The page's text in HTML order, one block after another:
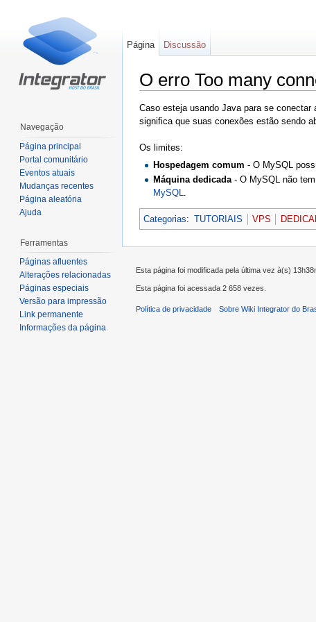
O erro Too many
Caso esteja usando Java para se conectar
significa que suas conexões estão sendo
Os limites:
Hospedagem comum - O MySQL
Máquina dedicada - O MySQL não
MySQL
Categorias: TUTORIAIS VPS
Página Discussão
Navegação
Página principal
Portal comunitário
Eventos atuais
Mudanças recentes
Página aleatória
Ajuda
Ferramentas
Páginas afluentes
Alterações relacionadas
Páginas especiais
Versão para impressão
Link permanente
Informações da página
Esta página foi modificada pela última vez à(s)
Esta página foi acessada 2 658 vezes.
Política de privacidade Sobre Wiki Integrator do